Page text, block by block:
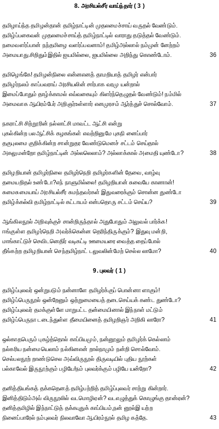
8. அரசியல்சீர் வாய்ந்தார் ( 3 )
தமிழாய்ந்த தமிழன்தான் தமிழ்நாட்டின் முதலமைச்சாய் வருதல் வேண்டும்.
தமிழ்ப்பகைவன் முதலமைச்சாய்த் தமிழ்நாட்டில் வாராது தடுத்தல் வேண்டும்.
நமைவளர்ப்பான் நந்தமிழை வளர்ப்பவனாம்! தமிழ்அல்லால் நம்முன் னேற்றம்
அமையாது.சிறிதும்இதில் ஐயமில்லை, ஐயமில்லை அறிந்து கொண்டோம்.
36
தமிழெங்கே! தமிழன்நிலை என்னஎனத் தாமறியாத் தமிழர் என்பார்
தமிழர்நலம் காப்பவராய் அரசியலின் சார்பாக வரமு யன்றால்
இமைப்போதும் தாழ்க்காமல் எவ்வகையும் கிளர்ந்தெழுதல் வேண்டும்! நம்மில்
அமைவாக ஆயிரம்பேர் அறிஞர்உள்ளார் எனமுரசம் ஆர்த்துச் சொல்வோம்.
37
நகராட்சி சிற்றூரின் நல்லாட்சி மாவட்ட ஆட்சி என்று
புகல்கின்ற பலஆட்சிக் கழகங்கள் எவற்றினுமே புகநி னைப்பார்
தகுபுலமை குறிக்கின்ற சான்றுதர வேண்டுமெனச் சட்டம் செய்தால்
அகலுமன்றோ தமிழ்நாட்டின் அல்லலெலாம்? அல்லாக்கால் அமைதி யுண்டோ?
38
தமிழறியான் தமிழர்நிலை தமிழர்நெறி தமிழர்களின் தேவை, வாழ்வு
தமையறிதல் உண்டோ?எந் நாளுமில்லை! தமிழறியான் சுவையே காணான்!
சுமைசுமையாய் அரசியல்சீர் சுமந்தவர்கள் இதுவரைக்கும் சொன்ன துண்டோ
தமிழ்க்கல்வி தமிழ்நாட்டில் கட்டாயம் என்பதொரு சட்டம் செய்ய?
39
ஆங்கிலநூல் அறிவுக்குச் சான்றிருந்தால் அதுபோதும் அலுவல் பார்க்க!
ஈங்குள்ள தமிழர்நெறி அவர்க்கென்ன தெரிந்திருக்கும்? இதுவு மன்றி,
மாங்காட்டுச் செவிடனெதிர் வடிகட்டி ஊமையரை வைத்த தைப்போல்
தீங்கற்ற தமிழறியான் செந்தமிழ்நாட் டலுவலின்மேற் செல்ல லாமோ?
40
9. புலவர் ( 1 )
தமிழ்ப்புலவர் ஒன்றுபடும் நன்னாளே தமிழர்க்குப் பொன்னா ளாகும்!
தமிழ்ப்பெருநூல் ஒன்றேனும் ஒற்றுமையைத் தடைசெய்யக் கண்ட துண்டோ?
தமிழ்ப்புலவர் தமக்குள்ளே மாறுபட்ட தன்மையினால் இந்நாள் மட்டும்
தமிழ்ப்பெருநா டடைந்துள்ள தீமையினைத் தமிழறிஞர் அறிகி லாரோ?
41
ஒல்காதபெரும் புகழ்த்தொல் காப்பியமும், நன்னூலும் தமிழர்க் கெல்லாம்
நல்கரிய நன்மையெலாம் நல்கினஎன் றால்நாமும் நன்றி சொல்வோம்.
செல்பலநூற் றாண்டுசெல அவ்விருநூல் திருவடியில் புதிய நூற்கள்
பல்காவேல் இருநூற்கும் பழியே!நம் புலவர்க்கும் பழியே யன்றோ?
42
தனித்தியங்கத் தக்கதெனத் தமிழ்பற்றித் தமிழ்ப்புலவர் சாற்று கின்றார்.
இனித்திடும்அவ் விருநூலில் வடமொழிஏன்? வடஎழுத்துக் கொழுங்கு தான்ஏன்?
தனித்தமிழில் இந்நாட்டுத் தக்கபுதுக் காப்பியம்,நன் னூல்இ யற்ற
நினைப்பாரேல் நம்புலவர் நிலவாவோ ஆயிரம்நூல் தமிழ கத்தே.
43